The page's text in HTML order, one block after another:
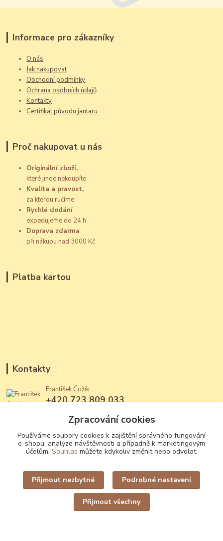
Informace pro zákazníky
O nás
Jak nakupovat
Obchodní podmínky
Ochrana osobních údajů
Kontakty
Certifikát původu jantaru
Proč nakupovat u nás
Originální zboží,
které jinde nekoupíte
Kvalita a pravost,
za kterou ručíme
Rychlé dodání
expedujeme do 24 h
Doprava zdarma
při nákupu nad 3000 Kč
Platba kartou
Kontakty
František Čožík
+420 723 809 033
Upravit sběr cookies.
Zpracování cookies
Používáme soubory cookies k zajištění správného fungování
e-shopu, analýze návštěvnosti a případně k marketingovým
účelům. Souhlas můžete kdykoliv změnit nebo odvolat.
Přijmout nezbytné Podrobné nastavení
Přijmout všechny